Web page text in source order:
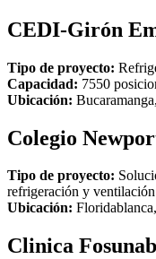
CEDI-Girón
Tipo de proyecto:
Capacidad: 7550
Ubicación:
Colegio
Tipo de proyecto:
refrigeración y
Ubicación:
Clinica